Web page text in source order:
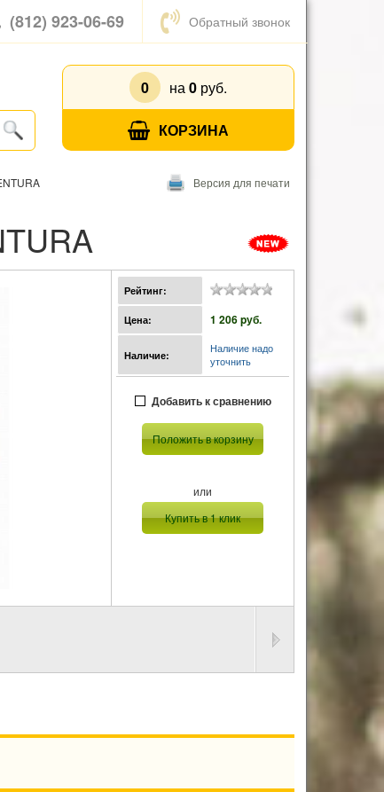
(812) 923-06-69 Обратный звонок
0 на 0руб.
КОРЗИНА
Версия для печати
Рейтинг:
Цена: 1 206 pуб.
Наличие:
Наличие надо
уточнить
Добавить к сравнению
Положить в корзину
или
Купить в 1 клик